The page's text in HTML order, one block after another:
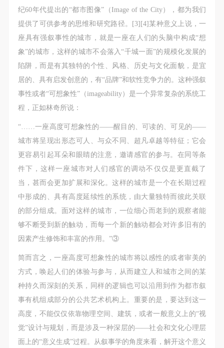
纪60年代提出的“都市图像”（Image of the City），都为我们
提供了可供参考的思维和研究路径。[3][4]某种意义上说，一
座具有强叙事性的城市，就是一座在人们的头脑中构成“想
象”的城市，这样的城市不会落入“千城一面”的规模化发展的
陷阱，而是有其独特的个性、风格、历史与文化面貌，是宜
居的、具有启发创意的，有“品牌”和软性竞争力的。这种强叙
事性或者“可想象性”（imageability）是一个异常复杂的系统工
程，正如林奇所说：
“……一座高度可想象性的——醒目的、可读的、可见的——
城市将呈现出形态可人、与众不同、超凡卓越等特征；它会
更容易引起耳朵和眼睛的注意，邀请感官的参与。在同等条
件下，这样一座城市对人们感官的调动不仅仅是更直截了
当，甚而会更加扩展和深化。这样的城市是一个在长期过程
中形成的、具有高度延续性的系统，由大量独特而彼此关联
的部分组成。面对这样的城市，一位细心而老到的观察者能
够不断受到新的触动，而每一个新的触动都会对许多旧有的
因素产生修饰和丰富的作用。”③
简而言之，一座高度可想象性的城市将以感性的或者审美的
方式，唤起人们的体验与参与，从而建立人和城市之间的某
种持久而深刻的关系，同样的逻辑也可以沿用到作为都市叙
事有机组成部分的公共艺术机构上。重要的是，要达到这一
高度，不能仅仅依靠物理空间、建筑，或者一般意义上的“视
觉”设计与规划，而是涉及一种深层的——社会和文化心理层
面上的“意义生成”过程。从叙事学的角度来看，解开这个意义
验证码
登录
可使用雅昌艺术网会员账户登录